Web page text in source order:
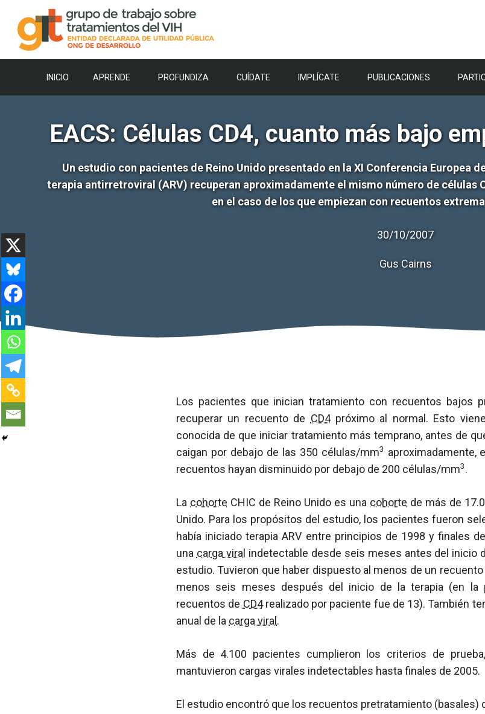
contenido
INICIO APRENDE PROFUNDIZA CUÍDATE IMPLÍCATE PUBLICACIONES
EACS: Células CD4, cuanto más bajo
Un estudio con pacientes de Reino Unido presentado en la XI Conferencia Europea
terapia antirretroviral (ARV) recuperan aproximadamente el mismo número de células
en el caso de los que empiezan con recuentos
30/10/2007
Gus Cairns
Los pacientes que inician tratamiento con recuentos bajos
recuperar un recuento de CD4próximo al normal. Esto
conocida de que iniciar tratamiento más temprano, antes de
caigan por debajo de las 350 células/mm3 aproximadamente,
recuentos hayan disminuido por debajo de 200 células/mm3.
La cohorte CHIC de Reino Unido es una cohorte de más de
Unido. Para los propósitos del estudio, los pacientes fueron
había iniciado terapia ARV entre principios de 1998 y finales
una carga viral indetectable desde seis meses antes del inicio
estudio. Tuvieron que haber dispuesto al menos de un recuento
menos seis meses después del inicio de la terapia (en la
recuentos de CD4realizado por paciente fue de 13). También
anual de la carga viral .
Más de 4.100 pacientes cumplieron los criterios de
mantuvieron cargas virales indetectables hasta finales de 2005.
El estudio encontró que los recuentos pretratamiento (basales)